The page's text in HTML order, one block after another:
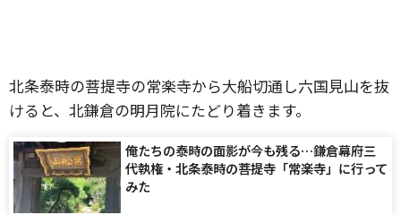
北条泰時の菩提寺の常楽寺から大船切通し六国見山を抜
けると、北鎌倉の明月院にたどり着きます。
俺たちの泰時の面影が今も残る…鎌倉幕府三
代執権・北条泰時の菩提寺「常楽寺」に行って
みた